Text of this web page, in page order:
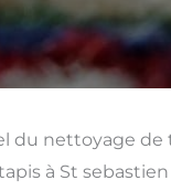
du nettoyage
à St